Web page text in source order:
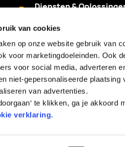
van cookies
op onze website gebruik van
voor marketingdoeleinden. Ook
voor social media, adverteren
niet-gepersonaliseerde
van advertenties.
te klikken, ga je
verklaring.
-- Diensten &
-- Cases
-- Tech+
-- De mensen
-- Vacatures
-- Contact